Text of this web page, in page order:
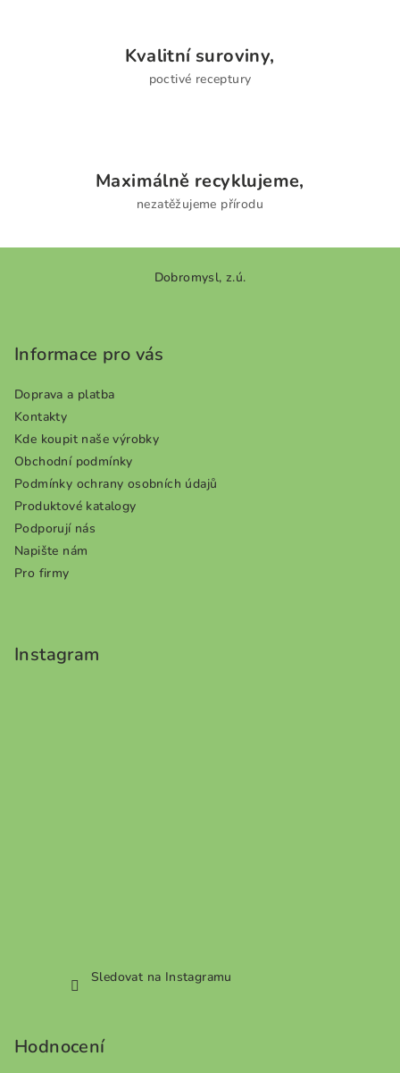
Kvalitní suroviny,
poctivé receptury
Maximálně recyklujeme,
nezatěžujeme přírodu
Dobromysl, z.ú.
Informace pro vás
Doprava a platba
Kontakty
Kde koupit naše výrobky
Obchodní podmínky
Podmínky ochrany osobních údajů
Produktové katalogy
Podporují nás
Napište nám
Pro firmy
Instagram
Sledovat na Instagramu
Hodnocení